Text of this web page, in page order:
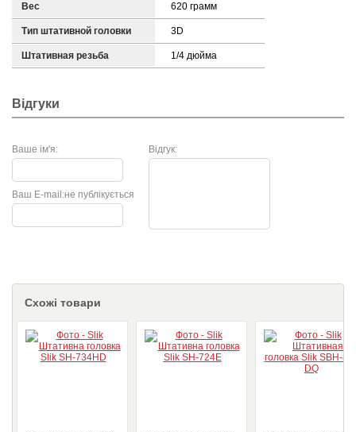
Вес 620 грамм
Тип штативной головки 3D
Штативная резьба 1/4 дюйма
Відгуки
Ваше ім'я: Відгук:
не публікується
Ваш E-mail:
Схожі товари